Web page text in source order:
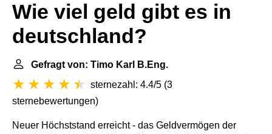
Wie viel geld gibt es in
deutschland?
Gefragt von: Timo Karl B.Eng.
sternezahl: 4.4/5 (3
sternebewertungen)
Neuer Höchststand erreicht - das Geldvermögen der